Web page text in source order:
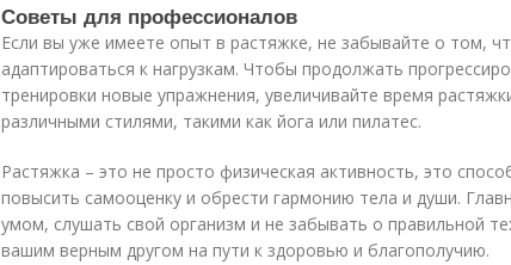
Советы для профессионалов
Если вы уже имеете опыт в растяжке, не забывайте о том,
адаптироваться к нагрузкам. Чтобы продолжать
тренировки новые упражнения, увеличивайте время
различными стилями, такими как йога или пилатес.
Растяжка – это не просто физическая активность, это
повысить самооценку и обрести гармонию тела и души.
умом, слушать свой организм и не забывать о правильной
вашим верным другом на пути к здоровью и благополучию.